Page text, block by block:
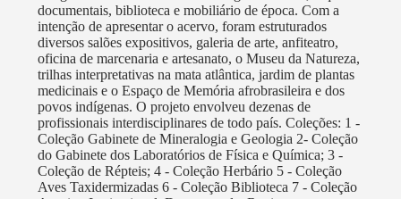
Rosário de Ubá, grupos com os quais estabelece
parceria e desenvolve uma série de atividades,
oficinas e eventos ao longo dos anos.
documentais, biblioteca e mobiliário de época. Com a
intenção de apresentar o acervo, foram estruturados
diversos salões expositivos, galeria de arte, anfiteatro,
oficina de marcenaria e artesanato, o Museu da Natureza,
trilhas interpretativas na mata atlântica, jardim de plantas
medicinais e o Espaço de Memória afrobrasileira e dos
povos indígenas. O projeto envolveu dezenas de
profissionais interdisciplinares de todo país. Coleções: 1 -
Coleção Gabinete de Mineralogia e Geologia 2- Coleção
do Gabinete dos Laboratórios de Física e Química; 3 -
Coleção de Répteis; 4 - Coleção Herbário 5 - Coleção
Aves Taxidermizadas 6 - Coleção Biblioteca 7 - Coleção